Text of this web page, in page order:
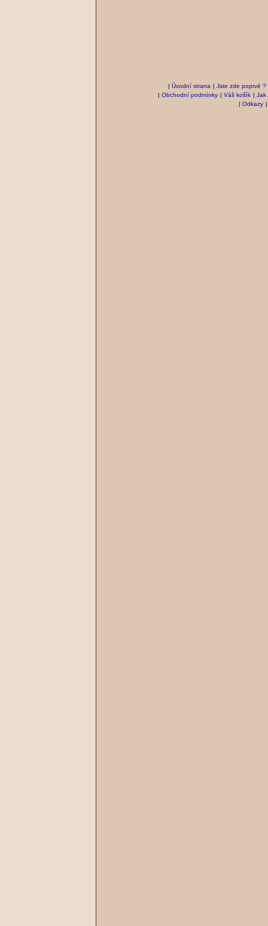
| Úvodní strana | Jste zde poprvé ?
| Obchodní podmínky | Váš košík | Jak
| Odkazy